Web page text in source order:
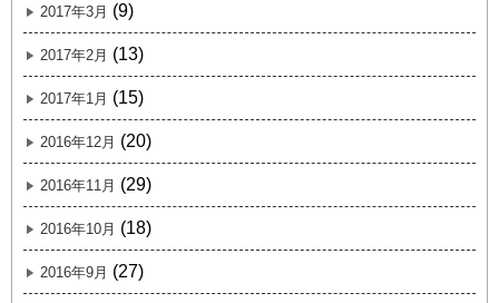
2017年3月 (9)
2017年2月 (13)
2017年1月 (15)
2016年12月 (20)
2016年11月 (29)
2016年10月 (18)
2016年9月 (27)